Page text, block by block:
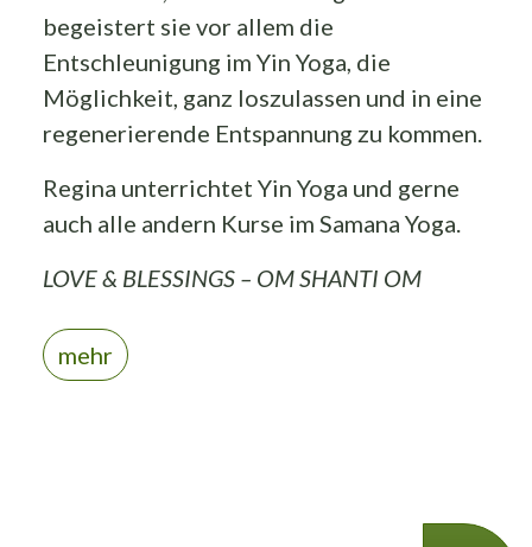
begeistert sie vor allem die
Entschleunigung im Yin Yoga, die
Möglichkeit, ganz loszulassen und in eine
regenerierende Entspannung zu kommen.
Regina unterrichtet Yin Yoga und gerne
auch alle andern Kurse im Samana Yoga.
LOVE & BLESSINGS – OM SHANTI OM
mehr